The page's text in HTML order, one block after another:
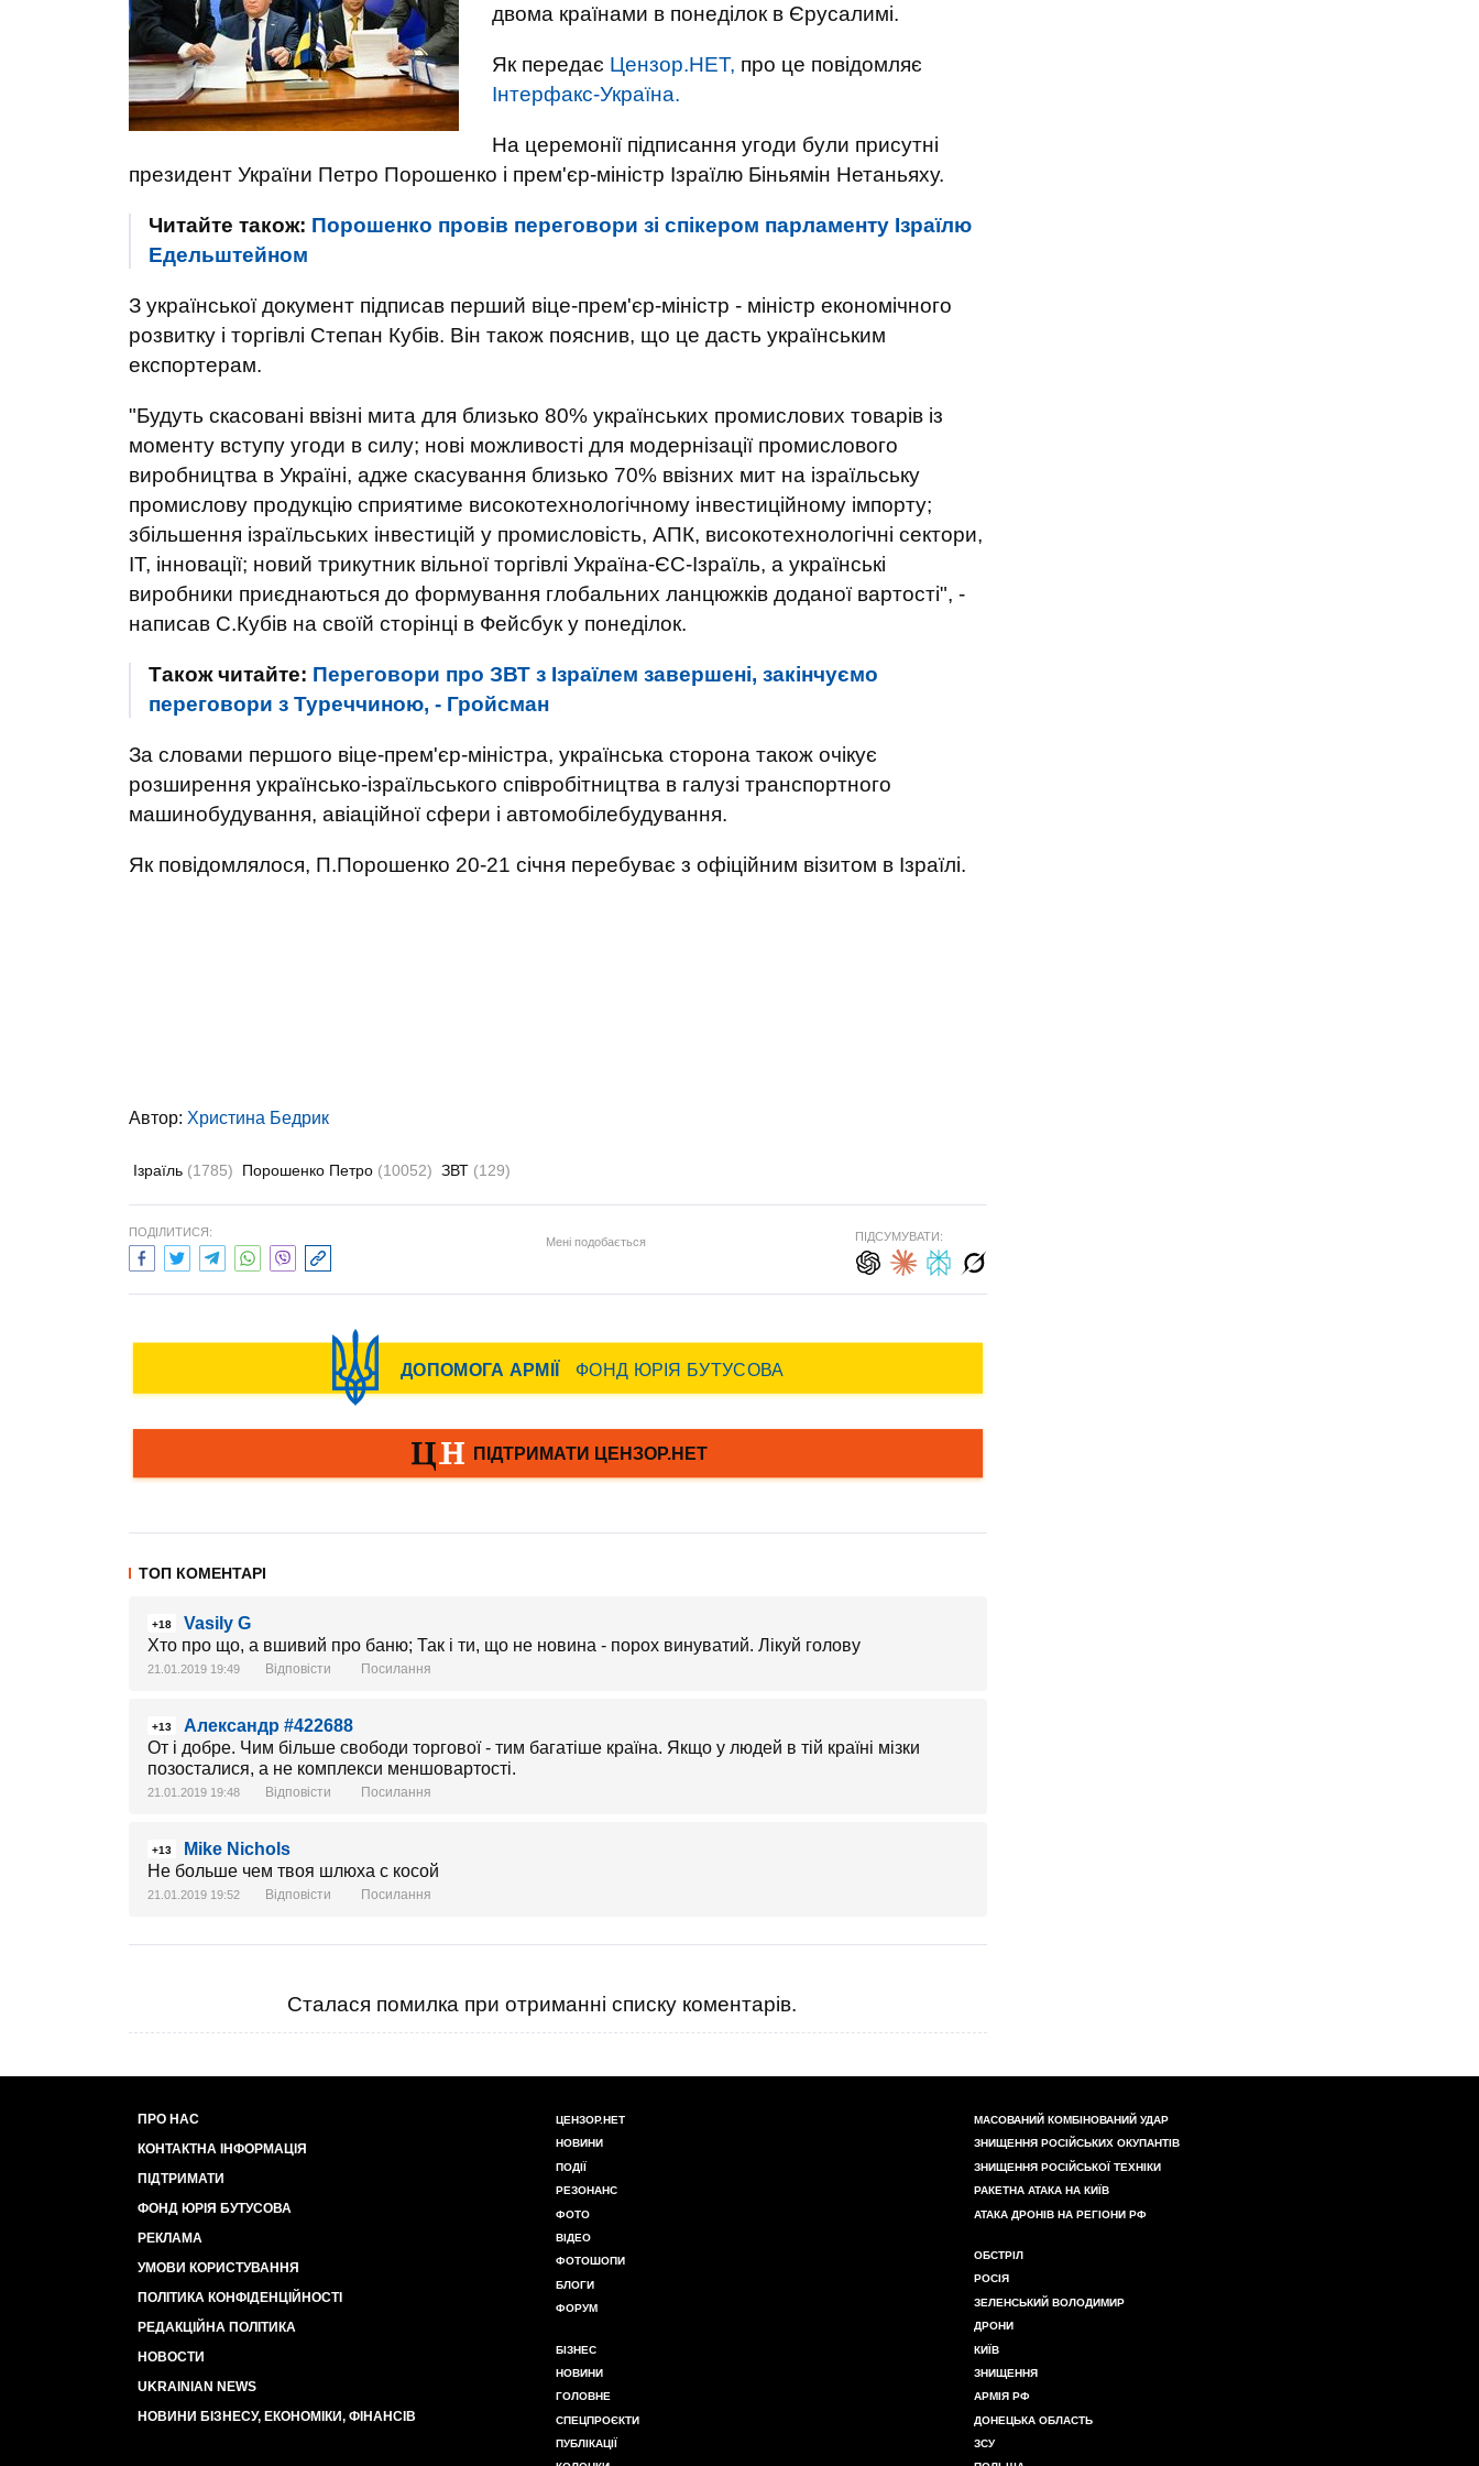
двома країнами в понеділок в Єрусалимі.
Як передає Цензор.НЕТ, про це повідомляє
Інтерфакс-Україна.
На церемонії підписання угоди були присутні
президент України Петро Порошенко і прем'єр-міністр Ізраїлю Біньямін Нетаньяху.
Читайте також: Порошенко провів переговори зі спікером парламенту Ізраїлю
Едельштейном
З української документ підписав перший віце-прем'єр-міністр - міністр економічного
розвитку і торгівлі Степан Кубів. Він також пояснив, що це дасть українським
експортерам.
"Будуть скасовані ввізні мита для близько 80% українських промислових товарів із
моменту вступу угоди в силу; нові можливості для модернізації промислового
виробництва в Україні, адже скасування близько 70% ввізних мит на ізраїльську
промислову продукцію сприятиме високотехнологічному інвестиційному імпорту;
збільшення ізраїльських інвестицій у промисловість, АПК, високотехнологічні сектори,
ІТ, інновації; новий трикутник вільної торгівлі Україна-ЄС-Ізраїль, а українські
виробники приєднаються до формування глобальних ланцюжків доданої вартості", -
написав С.Кубів на своїй сторінці в Фейсбук у понеділок.
Також читайте: Переговори про ЗВТ з Ізраїлем завершені, закінчуємо
переговори з Туреччиною, - Гройсман
За словами першого віце-прем'єр-міністра, українська сторона також очікує
розширення українсько-ізраїльського співробітництва в галузі транспортного
машинобудування, авіаційної сфери і автомобілебудування.
Як повідомлялося, П.Порошенко 20-21 січня перебуває з офіційним візитом в Ізраїлі.
Автор: Христина Бедрик
Ізраїль (1785) Порошенко Петро (10052) ЗВТ (129)
ПОДІЛИТИСЯ:
Мені подобається ПІДСУМУВАТИ:
ТОП КОМЕНТАРІ
+18
Vasily G
Хто про що, а вшивий про баню; Так і ти, що не новина - порох винуватий. Лікуй голову
21.01.2019 19:49 Відповісти Посилання
+13
Александр #422688
От і добре. Чим більше свободи торгової - тим багатіше країна. Якщо у людей в тій країні мізки
позосталися, а не комплекси меншовартості.
21.01.2019 19:48 Відповісти Посилання
+13
Mike Nichols
Не больше чем твоя шлюха с косой
21.01.2019 19:52 Відповісти Посилання
Сталася помилка при отриманні списку коментарів.
ПРО НАС
КОНТАКТНА ІНФОРМАЦІЯ
ПІДТРИМАТИ
ФОНД ЮРІЯ БУТУСОВА
РЕКЛАМА
УМОВИ КОРИСТУВАННЯ
ПОЛІТИКА КОНФІДЕНЦІЙНОСТІ
РЕДАКЦІЙНА ПОЛІТИКА
НОВОСТИ
UKRAINIAN NEWS
НОВИНИ БІЗНЕСУ, ЕКОНОМІКИ, ФІНАНСІВ
ЦЕНЗОР.НЕТ
НОВИНИ
ПОДІЇ
РЕЗОНАНС
ФОТО
ВІДЕО
ФОТОШОПИ
БЛОГИ
ФОРУМ
БІЗНЕС
НОВИНИ
ГОЛОВНЕ
СПЕЦПРОЄКТИ
ПУБЛІКАЦІЇ
МАСОВАНИЙ КОМБІНОВАНИЙ УДАР
ЗНИЩЕННЯ РОСІЙСЬКИХ ОКУПАНТІВ
ЗНИЩЕННЯ РОСІЙСЬКОЇ ТЕХНІКИ
РАКЕТНА АТАКА НА КИЇВ
АТАКА ДРОНІВ НА РЕГІОНИ РФ
ОБСТРІЛ
РОСІЯ
ЗЕЛЕНСЬКИЙ ВОЛОДИМИР
ДРОНИ
КИЇВ
ЗНИЩЕННЯ
АРМІЯ РФ
ДОНЕЦЬКА ОБЛАСТЬ
ЗСУ